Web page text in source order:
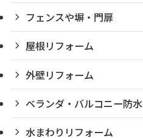
フェンスや塀・門扉
屋根リフォーム
外壁リフォーム
ベランダ・バルコニー防水
水まわりリフォーム